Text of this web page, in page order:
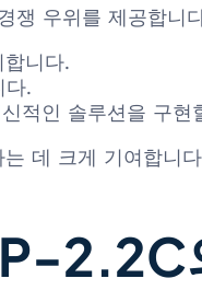
쟁 우위를 제공합니
니다.
다.
적인 솔루션을 구현
데 크게 기여합니
2.2C